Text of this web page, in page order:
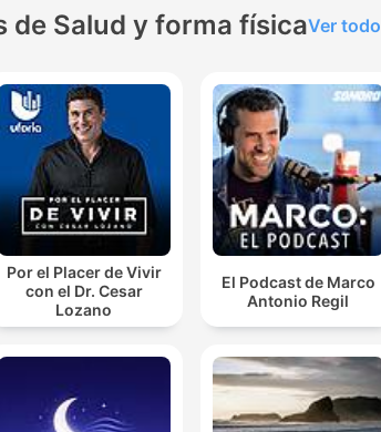
de Salud y forma físicaVer todo
Por el Placer de Vivir
con el Dr. Cesar
Lozano
El Podcast de Marco
Antonio Regil